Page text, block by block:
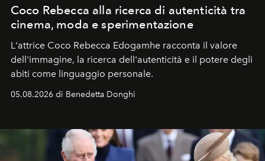
Coco Rebecca alla ricerca di autenticità tra
cinema, moda e sperimentazione
L'attrice Coco Rebecca Edogamhe racconta il valore
dell'immagine, la ricerca dell'autenticità e il potere degli
abiti come linguaggio personale.
05.08.2026 di Benedetta Donghi